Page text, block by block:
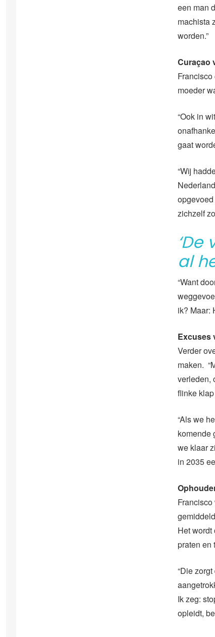
een man
machista
worden.”
Curaçao
moeder
“Ook in
gaat
“Wij
zichzelf
al
“Want
ik? Maar:
Excuses
Verder
maken.
verleden,
flinke
“Als we
komende
we klaar
in 2035
Het
praten en
“Die
Ik zeg:
opleidt,